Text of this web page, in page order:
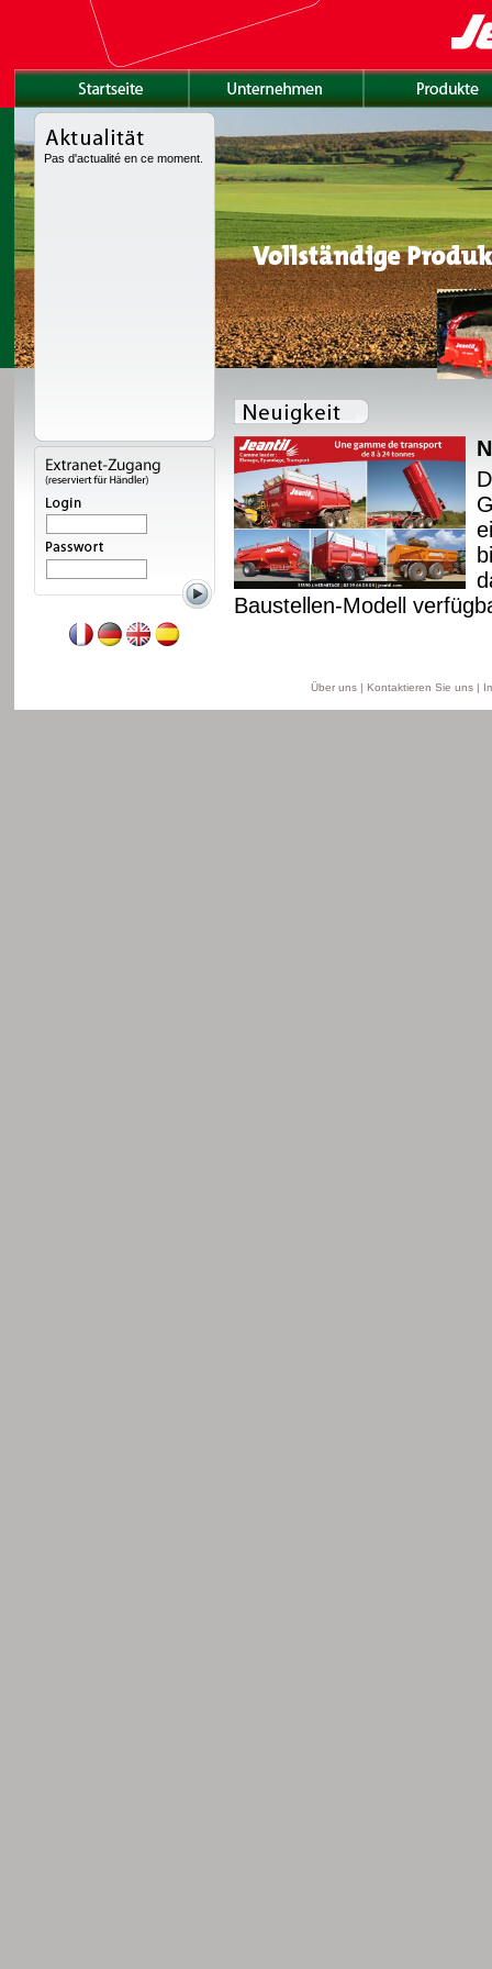
Pas d'actualité en ce moment.
mit einem neuen
Fahrgestell und
Diese Reihe ist ab 8
ab 11 bis 18 T für
22 T für das
Weiterlesen
Baustellen-Modell
Über uns| Kontaktieren Sie uns|